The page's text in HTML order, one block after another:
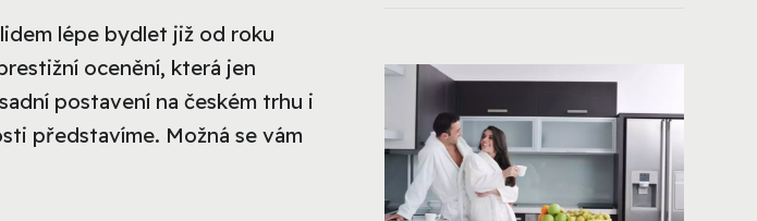
lépe bydlet již od roku
ocenění, která jen
postavení na českém trhu i
představíme. Možná se vám